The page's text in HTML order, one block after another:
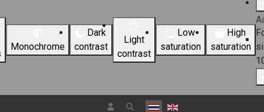
Monochrome
Dark
contrast
Light
contrast
Low
saturation
High
saturation
เลือกภาษาของคุณ